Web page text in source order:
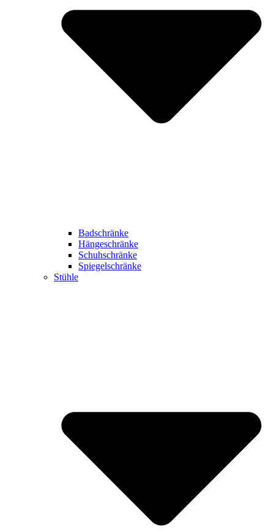
Badschränke
Hängeschränke
Schuhschränke
Spiegelschränke
Stühle